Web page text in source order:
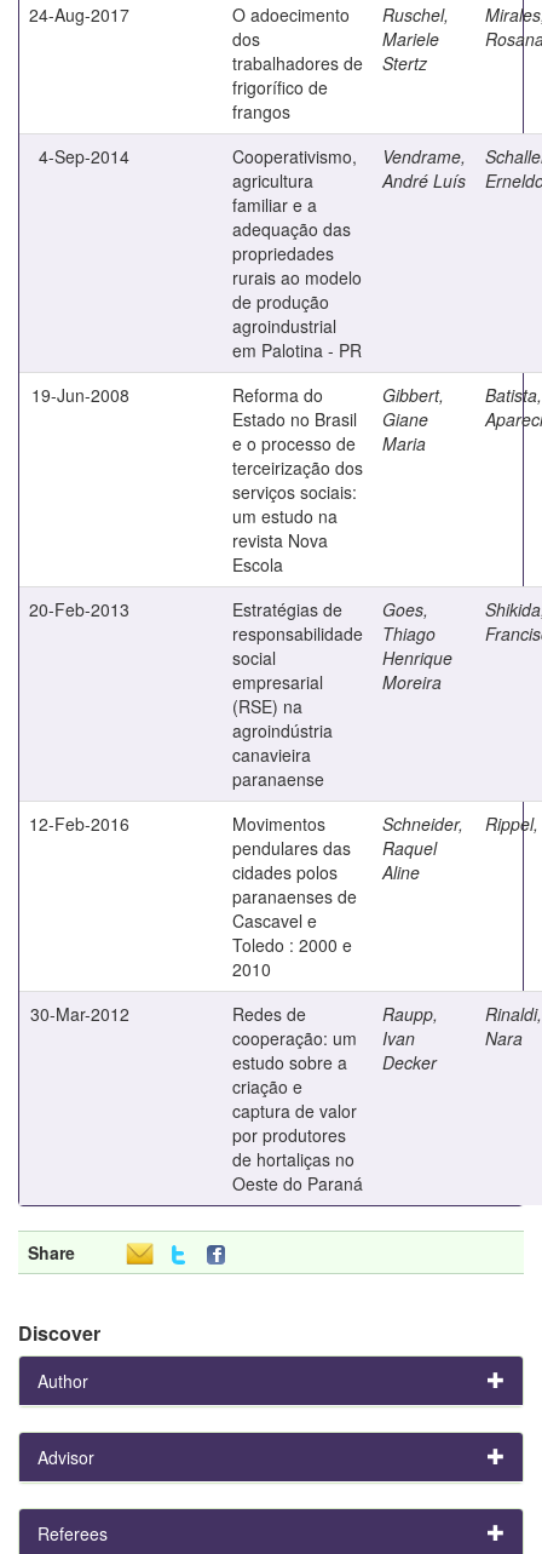
24-Aug-2017
O adoecimento
dos
trabalhadores de
frigorífico de
frangos
Ruschel,
Mariele
Stertz
4-Sep-2014
Cooperativismo,
agricultura
familiar e a
adequação das
propriedades
rurais ao modelo
de produção
agroindustrial
em Palotina - PR
Vendrame,
André Luís
19-Jun-2008
Reforma do
Estado no Brasil
e o processo de
terceirização dos
serviços sociais:
um estudo na
revista Nova
Escola
Gibbert,
Giane
Maria
20-Feb-2013
Estratégias de
responsabilidade
social
empresarial
(RSE) na
agroindústria
canavieira
paranaense
Goes,
Thiago
Henrique
Moreira
12-Feb-2016
Movimentos
pendulares das
cidades polos
paranaenses de
Cascavel e
Toledo : 2000 e
2010
Schneider,
Raquel
Aline
30-Mar-2012
Redes de
cooperação: um
estudo sobre a
criação e
captura de valor
por produtores
de hortaliças no
Oeste do Paraná
Raupp,
Ivan
Decker
Nara
Share
Discover
Author
Advisor
Referees